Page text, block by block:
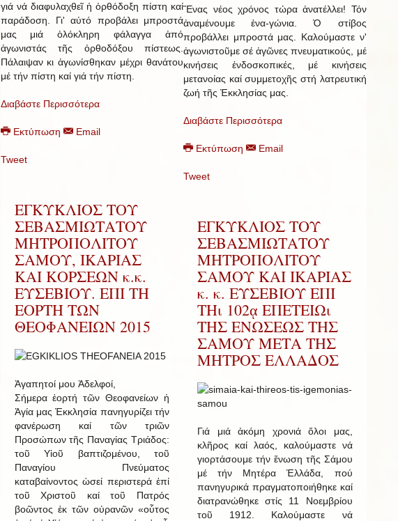
γιά νά διαφυλαχθεῖ ἡ ὀρθόδοξη πίστη καί
παράδοση. Γι' αὐτό προβάλει μπροστά
μας μιά ὁλόκληρη φάλαγγα ἀπό
ἀγωνιστάς τῆς ὀρθοδόξου πίστεως.
Πάλαιψαν κι ἀγωνίσθηκαν μέχρι θανάτου
μέ τήν πίστη καί γιά τήν πίστη.
Διαβάστε Περισσότερα
Εκτύπωση Email
Tweet
ΕΓΚΥΚΛΙΟΣ ΤΟΥ
ΣΕΒΑΣΜΙΩΤΑΤΟΥ
ΜΗΤΡΟΠΟΛΙΤΟΥ
ΣΑΜΟΥ, ΙΚΑΡΙΑΣ
ΚΑΙ ΚΟΡΣΕΩΝ κ.κ.
ΕΥΣΕΒΙΟΥ. ΕΠΙ ΤΗ
ΕΟΡΤΗ ΤΩΝ
ΘΕΟΦΑΝΕΙΩΝ 2015
Ἀγαπητοί μου Ἀδελφοί,
Σήμερα ἑορτή τῶν Θεοφανείων ἡ
Ἁγία μας Ἐκκλησία πανηγυρίζει τήν
φανέρωση καί τῶν τριῶν
Προσώπων τῆς Παναγίας Τριάδος:
τοῦ Υἱοῦ βαπτιζομένου, τοῦ
Παναγίου Πνεύματος
καταβαίνοντος ὡσεί περιστερά ἐπί
τοῦ Χριστοῦ καί τοῦ Πατρός
βοῶντος ἐκ τῶν οὐρανῶν «οὗτος
Ἕνας νέος χρόνος τώρα ἀνατέλλει! Τόν
ἀναμένουμε ἐνα-γώνια. Ὁ στίβος
προβάλλει μπροστά μας. Καλούμαστε ν'
ἀγωνιστοῦμε σέ ἀγῶνες πνευματικούς, μέ
κινήσεις ἐνδοσκοπικές, μέ κινήσεις
μετανοίας καί συμμετοχῆς στή λατρευτική
ζωή τῆς Ἐκκλησίας μας.
Διαβάστε Περισσότερα
Εκτύπωση Email
Tweet
ΕΓΚΥΚΛΙΟΣ ΤΟΥ
ΣΕΒΑΣΜΙΩΤΑΤΟΥ
ΜΗΤΡΟΠΟΛΙΤΟΥ
ΣΑΜΟΥ ΚΑΙ ΙΚΑΡΙΑΣ
κ. κ. ΕΥΣΕΒΙΟΥ ΕΠΙ
ΤΗι 102ᾳ ΕΠΕΤΕΙΩι
ΤΗΣ ΕΝΩΣΕΩΣ ΤΗΣ
ΣΑΜΟΥ ΜΕΤΑ ΤΗΣ
ΜΗΤΡΟΣ ΕΛΛΑΔΟΣ
Γιά μιά ἀκόμη χρονιά ὅλοι μας,
κλῆρος καί λαός, καλούμαστε νά
γιορτάσουμε τήν ἕνωση τῆς Σάμου
μέ τήν Μητέρα Ἑλλάδα, πού
πανηγυρικά πραγματοποιήθηκε καί
διατρανώθηκε στίς 11 Νοεμβρίου
τοῦ 1912. Καλούμαστε νά